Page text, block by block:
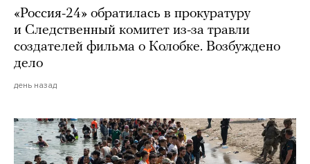
«Россия-24» обратилась в прокуратуру
и Следственный комитет из-за травли
создателей фильма о Колобке. Возбуждено
дело
день назад